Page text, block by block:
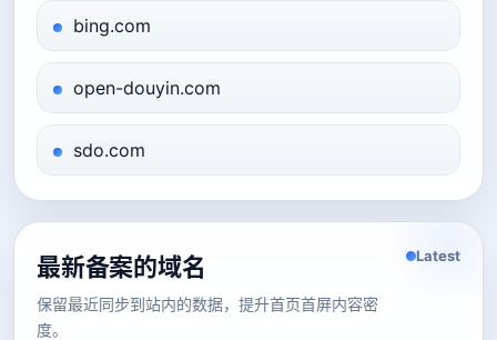
bing.com
open-douyin.com
sdo.com
最新备案的域名
保留最近同步到站内的数据，提升首页首屏内容密
度。
Latest